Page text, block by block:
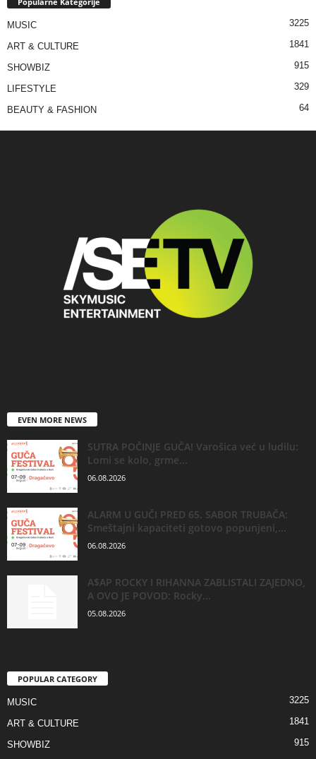
MUSIC 3225
ART & CULTURE 1841
SHOWBIZ 915
LIFESTYLE 329
BEAUTY & FASHION 64
EVEN MORE NEWS
SUTRA POČINJE GUČA! Varošica već u ludilu:
Lomi se kolo, grme...
06.08.2026
ALARM U GUČI PRED 65. SABOR TRUBAČA:
Smeštajni kapaciteti gotovo popunjeni,...
06.08.2026
A$AP ROCKY I RIHANNA ZABLISTALI ZAJEDNO,
A OVO JE POVOD: Rocky...
05.08.2026
POPULAR CATEGORY
MUSIC 3225
ART & CULTURE 1841
SHOWBIZ
915